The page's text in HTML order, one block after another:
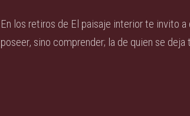
En los retiros de El paisaje interior te invito
poseer, sino comprender; la de quien se